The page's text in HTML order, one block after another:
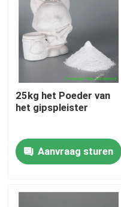
Kwaliteitscontrole
Contacteer ons
Verzoek om een Citaat
Het Document van de
25kg het Poeder van
het gipspleister
Aanvraag sturen